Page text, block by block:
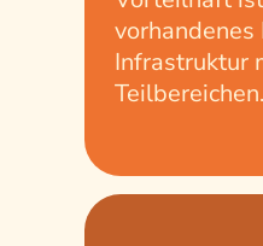
Infrastruktur
Teilbereichen.